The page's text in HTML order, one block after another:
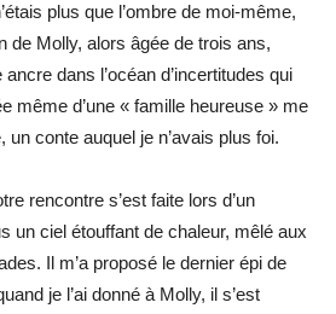
plus que l’ombre de moi-même,
de Molly, alors âgée de trois ans,
dans l’océan d’incertitudes qui
même d’une « famille heureuse » me
conte auquel je n’avais plus foi.
rencontre s’est faite lors d’un
un ciel étouffant de chaleur, mêlé aux
Il m’a proposé le dernier épi de
je l’ai donné à Molly, il s’est